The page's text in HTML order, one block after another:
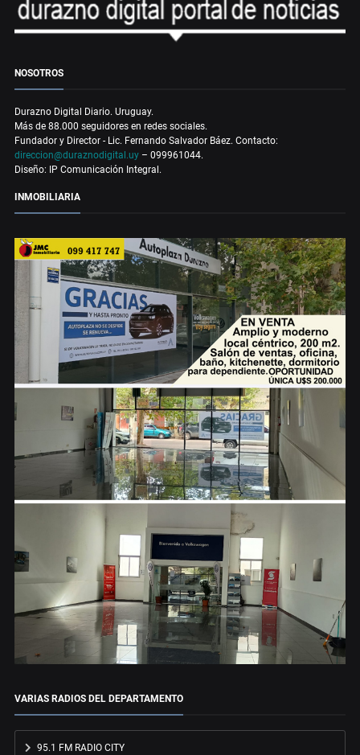
NOSOTROS
Durazno Digital Diario. Uruguay.
Más de 88.000 seguidores en redes sociales.
Fundador y Director - Lic. Fernando Salvador Báez. Contacto:
direccion@duraznodigital.uy – 099961044.
Diseño: IP Comunicación Integral.
INMOBILIARIA
VARIAS RADIOS DEL DEPARTAMENTO
95.1 FM RADIO CITY